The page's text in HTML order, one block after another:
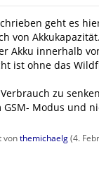
geht es
von
Akku innerhalb
ist ohne das
zu
Modus und
vonthemichaelg(4.